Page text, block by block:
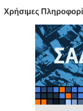
Χρήσιμες